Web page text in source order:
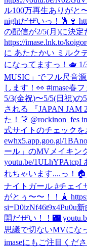
ル100万再生ありがと
nightだぜいっ！🕺🍷
の配信が2/5(月)に決定
https://imase.lnk.to/
に あたたかい ミルク
になってますっ！🫖 1/
MUSIC」でフル尺音
します！👀 #imase春フ
5/3(金祝)〜5/5(日祝)
される 『JAPAN JAM
た！🎊 @rockinon_fes
式サイトのチェック
ewhx5.app.goo.gl/
ール」のMVメイキン
youtu.be/
れちゃいます....っ！🏠
ナイトガール #チェイ
がとぅ〜〜！！🗼
si=D0izNf46t9x4Pu0u新
開だぜい！！🌃
思議で切ないMVにな
imaseにもご注目くだ